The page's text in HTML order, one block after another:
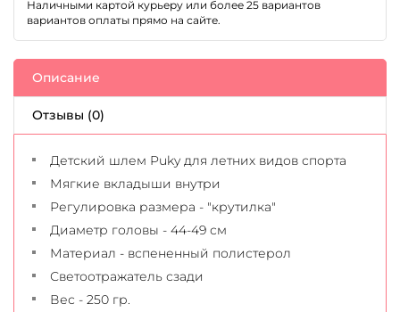
Наличными картой курьеру или более 25 вариантов
вариантов оплаты прямо на сайте.
Описание
Отзывы (0)
Детский шлем Puky для летних видов спорта
Мягкие вкладыши внутри
Регулировка размера - "крутилка"
Диаметр головы - 44-49 см
Материал - вспененный полистерол
Светоотражатель сзади
Вес - 250 гр.